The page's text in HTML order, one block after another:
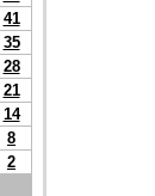
41
35
28
21
14
8
2